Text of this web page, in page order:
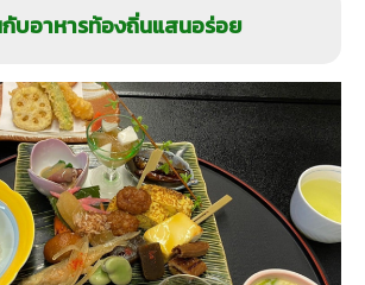
บอาหารท้องถิ่นแสนอร่อย